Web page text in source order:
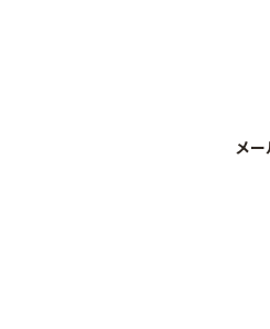
メー